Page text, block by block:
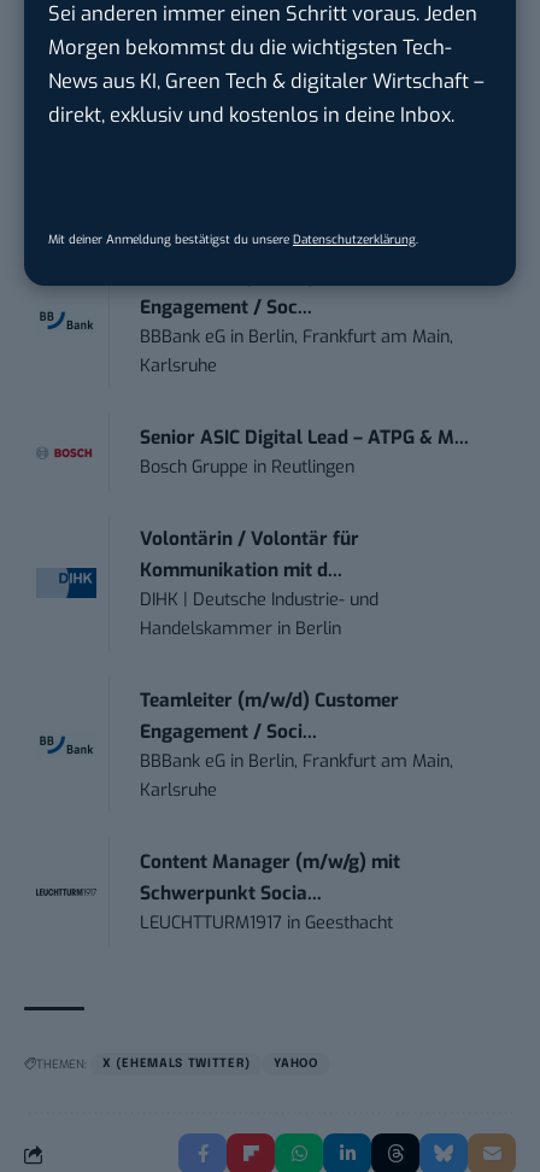
Sei anderen immer einen Schritt voraus. Jeden
Morgen bekommst du die wichtigsten Tech-
News aus KI, Green Tech & digitaler Wirtschaft –
direkt, exklusiv und kostenlos in deine Inbox.
Mit deiner Anmeldung bestätigst du unsere Datenschutzerklärung.
Anforderungs- und Projektmanager
touristische...
trendtours Holding GmbHinEschborn
Engagement / Soc...
BBBank eG in Berlin, Frankfurt am Main,
Karlsruhe
Senior ASIC Digital Lead – ATPG & M...
Bosch Gruppe in Reutlingen
Volontärin / Volontär für
Kommunikation mit d...
DIHK | Deutsche Industrie- und
Handelskammer in Berlin
Teamleiter (m/w/d) Customer
Engagement / Soci...
BBBank eG in Berlin, Frankfurt am Main,
Karlsruhe
Content Manager (m/w/g) mit
Schwerpunkt Socia...
LEUCHTTURM1917 in Geesthacht
THEMEN: X (EHEMALS TWITTER) YAHOO